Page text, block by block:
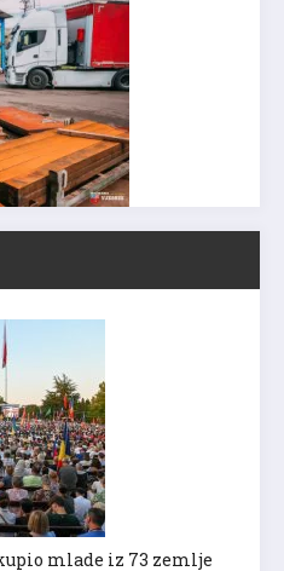
mlade iz 73 zemlje